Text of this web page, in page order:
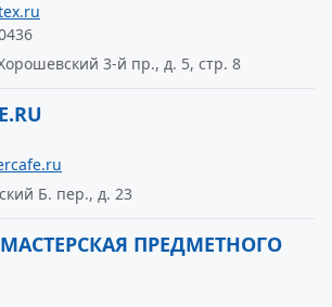
3-й пр., д. 5, стр. 8
Б. пер., д. 23
МАСТЕРСКАЯ ПРЕДМЕТНОГО